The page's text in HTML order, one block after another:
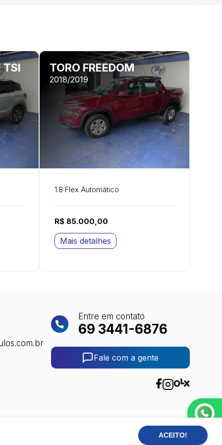
ACEITO!
TSI TORO FREEDOM
2018/2019
1.8 Flex Automático
R$ 85.000,00
Mais detalhes
Entre em contato
69 3441-6876
Fale com a gente
Projeto por: